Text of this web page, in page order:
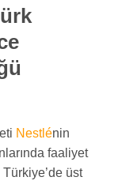
Nestlénin
faaliyet
üst